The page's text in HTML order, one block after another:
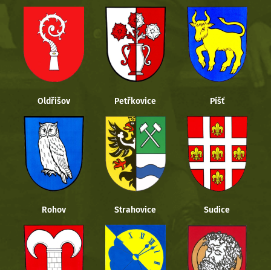
Oldřišov Petřkovice Píšť
Rohov Strahovice Sudice